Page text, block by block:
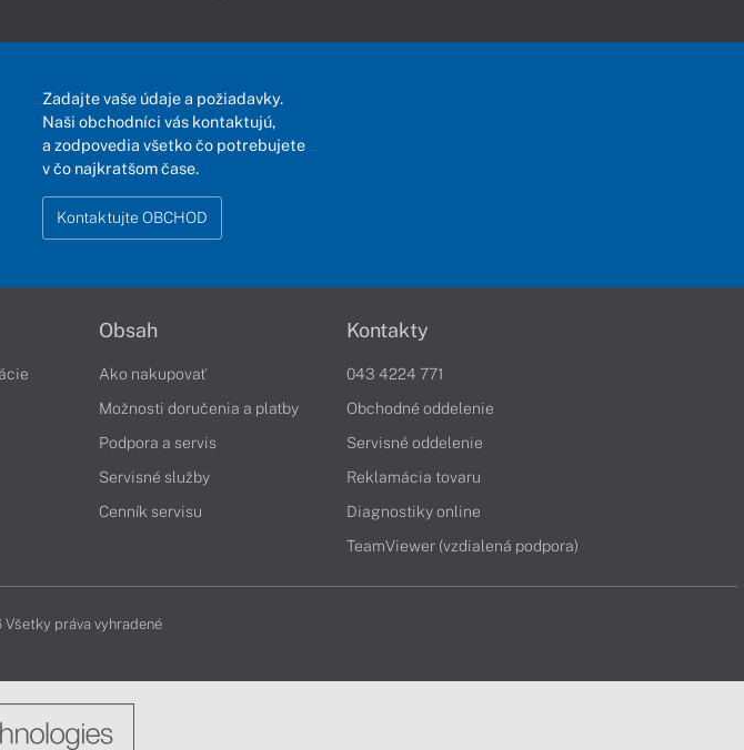
Zadajte vaše údaje a požiadavky.
Naši obchodníci vás kontaktujú,
a zodpovedia všetko čo potrebujete
v čo najkratšom čase.
Kontaktujte OBCHOD
Obsah
Ako nakupovať
Možnosti doručenia a platby
Podpora a servis
Servisné služby
Cenník servisu
Kontakty
043 4224 771
Obchodné oddelenie
Servisné oddelenie
Reklamácia tovaru
Diagnostiky online
TeamViewer (vzdialená podpora)
Všetky práva vyhradené